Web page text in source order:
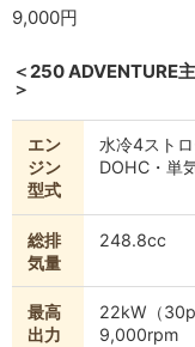
9,000円
＜250 ADVENTURE
＞
エン
ジン
型式
水冷4スト
DOHC・単
総排
気量
248.8cc
最高
出力
22kW（
9,000rpm